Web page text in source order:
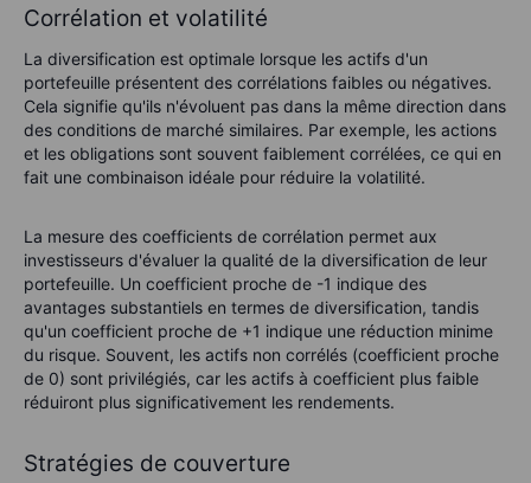
Corrélation et volatilité
La diversification est optimale lorsque les actifs d'un
portefeuille présentent des corrélations faibles ou négatives.
Cela signifie qu'ils n'évoluent pas dans la même direction dans
des conditions de marché similaires. Par exemple, les actions
et les obligations sont souvent faiblement corrélées, ce qui en
fait une combinaison idéale pour réduire la volatilité.
La mesure des coefficients de corrélation permet aux
investisseurs d'évaluer la qualité de la diversification de leur
portefeuille. Un coefficient proche de -1 indique des
avantages substantiels en termes de diversification, tandis
qu'un coefficient proche de +1 indique une réduction minime
du risque. Souvent, les actifs non corrélés (coefficient proche
de 0) sont privilégiés, car les actifs à coefficient plus faible
réduiront plus significativement les rendements.
Stratégies de couverture